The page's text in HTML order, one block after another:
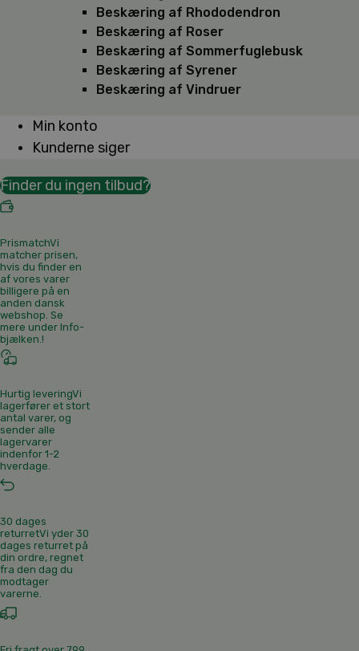
Beskæring af Rhododendron
Beskæring af Roser
Beskæring af Sommerfuglebusk
Beskæring af Syrener
Beskæring af Vindruer
Min konto
Kunderne siger
Finder du ingen tilbud?
PrismatchVi
matcher prisen,
hvis du finder en
af vores varer
billigere på en
anden dansk
webshop. Se
mere under Info-
bjælken.!
Hurtig leveringVi
lagerfører et stort
antal varer, og
sender alle
lagervarer
indenfor 1-2
hverdage.
30 dages
returretVi yder 30
dages returret på
din ordre, regnet
fra den dag du
modtager
varerne.